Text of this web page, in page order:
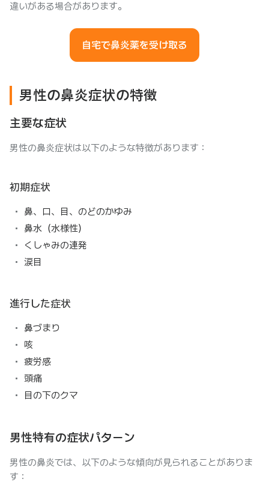
違いがある場合があります。
自宅で鼻炎薬を受け取る
男性の鼻炎症状の特徴
主要な症状
男性の鼻炎症状は以下のような特徴があります：
初期症状
鼻、口、目、のどのかゆみ
鼻水（水様性）
くしゃみの連発
涙目
進行した症状
鼻づまり
咳
疲労感
頭痛
目の下のクマ
男性特有の症状パターン
男性の鼻炎では、以下のような傾向が見られることがありま
す：